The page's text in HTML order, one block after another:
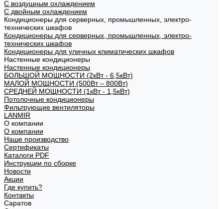
С воздушным охлаждением
С двойным охлаждением
Кондиционеры для серверных, промышленных, электро-
технических шкафов
Кондиционеры для серверных, промышленных, электро-
технических шкафов
Кондиционеры для уличных климатических шкафов
Настенные кондиционеры
Настенные кондиционеры
БОЛЬШОЙ МОЩНОСТИ (2кВт - 6,5кВт)
МАЛОЙ МОЩНОСТИ (500Вт – 800Вт)
СРЕДНЕЙ МОЩНОСТИ (1кВт - 1,5кВт)
Потолочные кондиционеры
Фильтрующие вентиляторы
LANMIR
О компании
О компании
Наше производство
Сертификаты
Каталоги PDF
Инструкции по сборке
Новости
Акции
Где купить?
Контакты
Саратов